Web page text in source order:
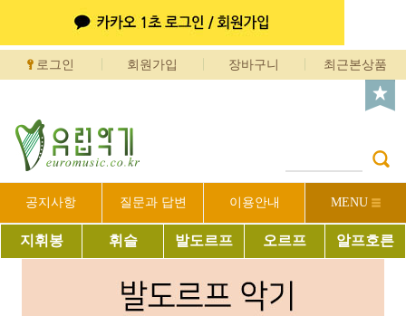
로그인 회원가입 장바구니 최근본상품
공지사항 질문과 답변 이용안내 MENU
지휘봉 휘슬 발도르프 오르프 알프호른